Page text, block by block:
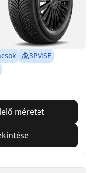
3PMSF
méretet